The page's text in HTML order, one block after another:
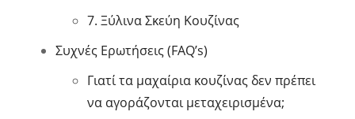
7. Ξύλινα Σκεύη Κουζίνας
Συχνές Ερωτήσεις (FAQ’s)
Γιατί τα μαχαίρια κουζίνας δεν πρέπει
να αγοράζονται μεταχειρισμένα;